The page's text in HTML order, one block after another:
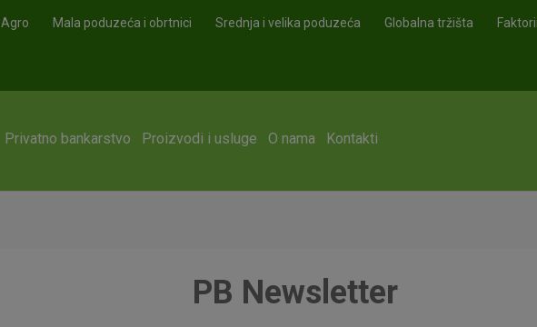
Agro Mala poduzeća i obrtnici Srednja i velika poduzeća Globalna tržišta
Privatno bankarstvo Proizvodi i usluge O nama Kontakti
PB Newsletter